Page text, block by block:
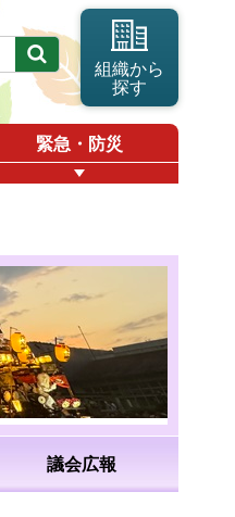
組織から
探す
緊急・防災
議会広報